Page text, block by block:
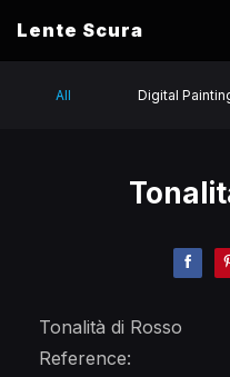
Lente Scura
All Digital
Tonalità di Rosso
Reference: